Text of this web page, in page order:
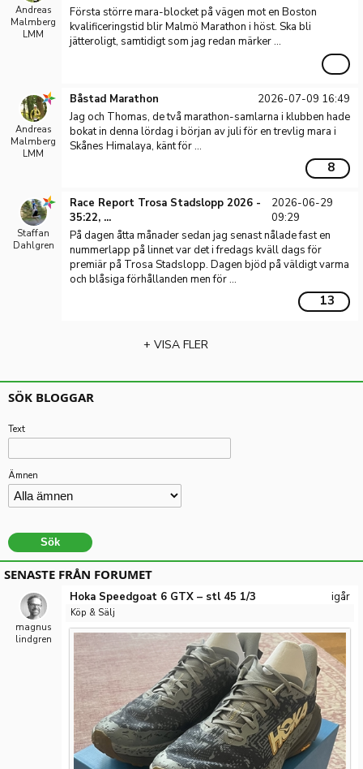
Andreas
Malmberg
LMM
Första större mara-blocket på vägen mot en Boston
kvalificeringstid blir Malmö Marathon i höst. Ska bli
jätteroligt, samtidigt som jag redan märker ...
Andreas
Malmberg
LMM
Båstad Marathon
2026-07-09 16:49
Jag och Thomas, de två marathon-samlarna i klubben hade
bokat in denna lördag i början av juli för en trevlig mara i
Skånes Himalaya, känt för ...
8
Staffan
Dahlgren
Race Report Trosa Stadslopp 2026 -
35:22, ...
2026-06-29
09:29
På dagen åtta månader sedan jag senast nålade fast en
nummerlapp på linnet var det i fredags kväll dags för
premiär på Trosa Stadslopp. Dagen bjöd på väldigt varma
och blåsiga förhållanden men för ...
13
+ VISA FLER
SÖK BLOGGAR
Text
Ämnen
SENASTE FRÅN FORUMET
magnus
lindgren
Hoka Speedgoat 6 GTX – stl 45 1/3 igår
Köp & Sälj